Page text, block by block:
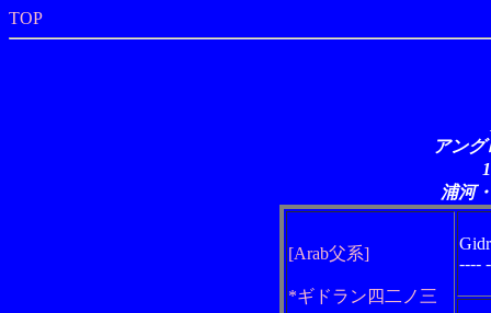
TOP
アング
浦河
[Arab父系]
*ギドラン四二ノ三
----